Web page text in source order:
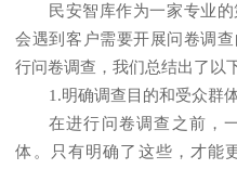
民安智库作为一家专业的
会遇到客户需要开展问卷调
行问卷调查，我们总结出了以
1.明确调查目的和受众群
在进行问卷调查之前，
体。只有明确了这些，才能